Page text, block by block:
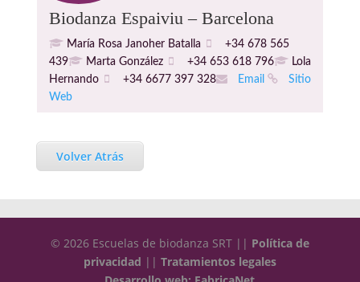
Biodanza Espaiviu – Barcelona
María Rosa Janoher Batalla
+34 678 565
439
Marta González +34 653 618 796
Lola
Hernando
+34 6677 397 328 Email
Sitio
Web
Volver Atrás
© 2026 Escuelas de biodanza SRT || Política de
privacidad || Tratamientos legales